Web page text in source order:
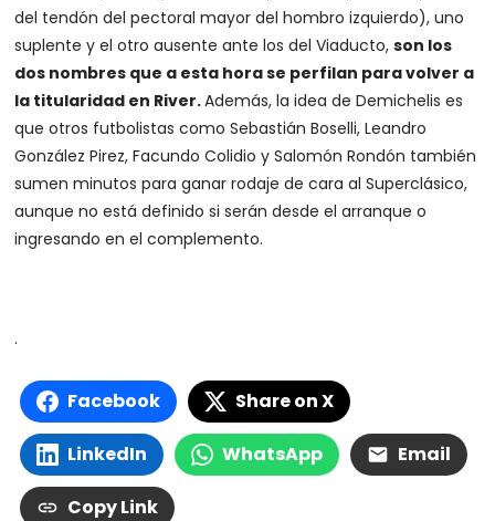
del tendón del pectoral mayor del hombro izquierdo), uno
suplente y el otro ausente ante los del Viaducto,son los
dos nombres que a esta hora se perfilan para volver a
la titularidad en River.Además, la idea de Demichelis es
que otros futbolistas como Sebastián Boselli, Leandro
González Pirez, Facundo Colidio y Salomón Rondón también
sumen minutos para ganar rodaje de cara al Superclásico,
aunque no está definido si serán desde el arranque o
ingresando en el complemento.
.
Facebook Share on X
LinkedIn WhatsApp Email
Copy Link